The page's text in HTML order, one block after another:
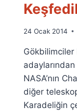
By
Fuat
Özyar
24 Ocak 2014
NASA’nın
diğer
Karadeliğin